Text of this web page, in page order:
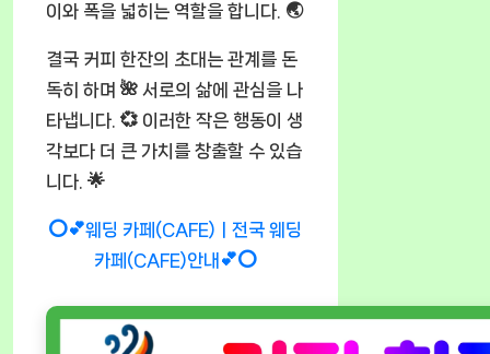
이와 폭을 넓히는 역할을 합니다. 🌏
결국 커피 한잔의 초대는 관계를 돈
독히 하며 🌺 서로의 삶에 관심을 나
타냅니다. 💞 이러한 작은 행동이 생
각보다 더 큰 가치를 창출할 수 있습
니다. 🌟
⭕💕웨딩 카페(CAFE)ㅣ전국 웨딩
카페(CAFE)안내💕⭕